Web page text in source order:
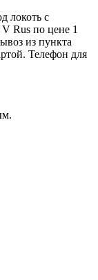
локоть с
Rus по цене 1
из пункта
Телефон для